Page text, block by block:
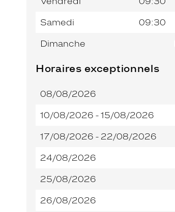
Samedi 09:30
Dimanche
Horaires exceptionnels
08/08/2026
10/08/2026 - 15/08/2026
17/08/2026 - 22/08/2026
24/08/2026
25/08/2026
26/08/2026